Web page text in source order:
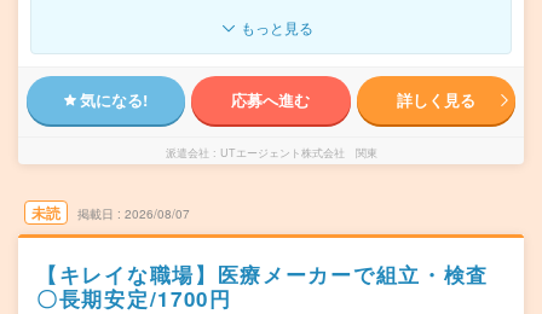
もっと見る
気になる! 応募へ進む 詳しく見る
派遣会社 UTエージェント株式会社 関東
未読 掲載日 2026/08/07
【キレイな職場】医療メーカーで組立・検査
〇長期安定/1700円